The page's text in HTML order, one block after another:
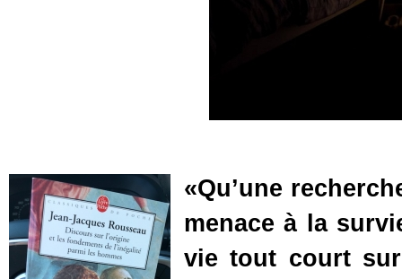
«Qu’une
menace à la
vie tout court